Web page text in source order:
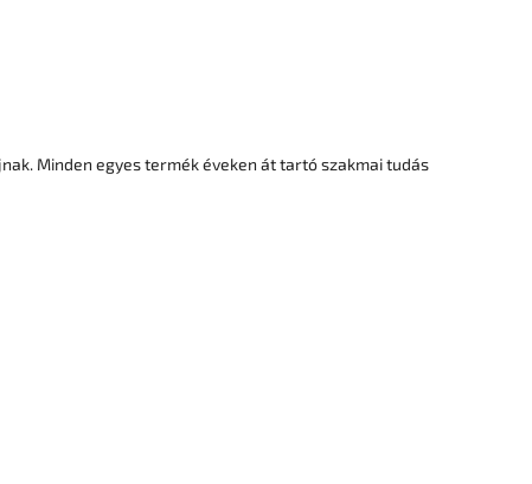
Minden egyes termék éveken át tartó szakmai tudás